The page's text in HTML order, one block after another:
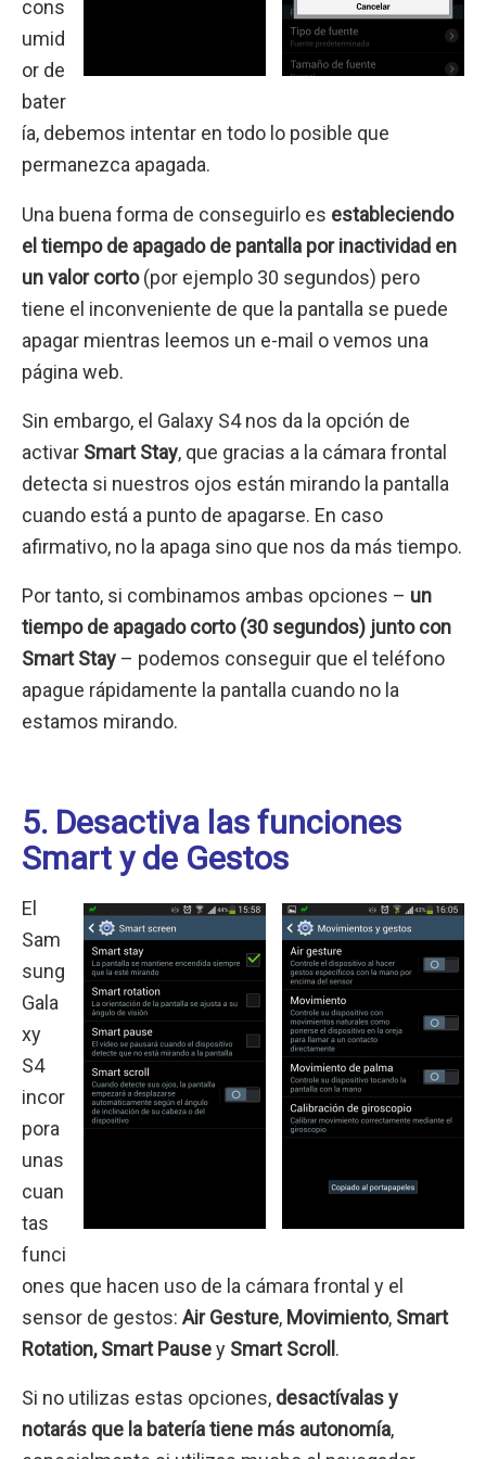
cons
umid
or de
bater
ía, debemos intentar en todo lo posible que
permanezca apagada.
Una buena forma de conseguirlo es estableciendo
el tiempo de apagado de pantalla por inactividad en
un valor corto(por ejemplo 30 segundos) pero
tiene el inconveniente de que la pantalla se puede
apagar mientras leemos un e-mail o vemos una
página web.
Sin embargo, el Galaxy S4 nos da la opción de
activar Smart Stay, que gracias a la cámara frontal
detecta si nuestros ojos están mirando la pantalla
cuando está a punto de apagarse. En caso
afirmativo, no la apaga sino que nos da más tiempo.
Por tanto, si combinamos ambas opciones – un
tiempo de apagado corto (30 segundos) junto con
Smart Stay – podemos conseguir que el teléfono
apague rápidamente la pantalla cuando no la
estamos mirando.
5. Desactiva las funciones
Smart y de Gestos
El
Sam
sung
Gala
xy
S4
incor
pora
unas
cuan
tas
funci
ones que hacen uso de la cámara frontal y el
sensor de gestos: Air Gesture, Movimiento, Smart
Rotation, Smart Pausey Smart Scroll .
Si no utilizas estas opciones, desactívalas y
notarás que la batería tiene más autonomía,